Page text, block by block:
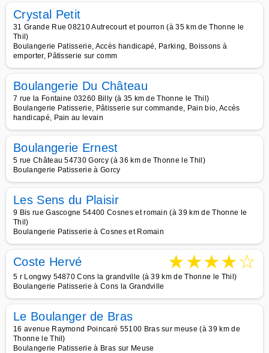
Crystal Petit
31 Grande Rue 08210 Autrecourt et pourron (à 35 km de Thonne le
Thil)
Boulangerie Patisserie, Accès handicapé, Parking, Boissons à
emporter, Pâtisserie sur comm
Boulangerie Du Château
7 rue la Fontaine 03260 Billy (à 35 km de Thonne le Thil)
Boulangerie Patisserie, Pâtisserie sur commande, Pain bio, Accès
handicapé, Pain au levain
Boulangerie Ernest
5 rue Château 54730 Gorcy (à 36 km de Thonne le Thil)
Boulangerie Patisserie à Gorcy
Les Sens du Plaisir
9 Bis rue Gascogne 54400 Cosnes et romain (à 39 km de Thonne le
Thil)
Boulangerie Patisserie à Cosnes et Romain
Coste Hervé ★★★★☆
5 r Longwy 54870 Cons la grandville (à 39 km de Thonne le Thil)
Boulangerie Patisserie à Cons la Grandville
Le Boulanger de Bras
16 avenue Raymond Poincaré 55100 Bras sur meuse (à 39 km de
Thonne le Thil)
Boulangerie Patisserie à Bras sur Meuse